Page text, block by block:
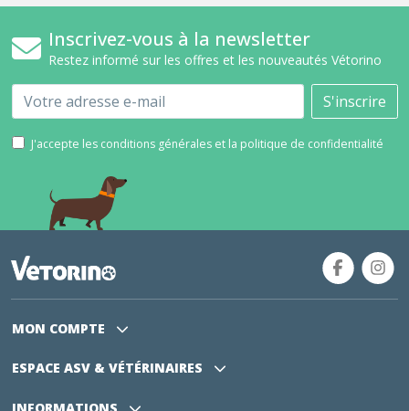
Inscrivez-vous à la newsletter
Restez informé sur les offres et les nouveautés Vétorino
Email S'inscrire
J'accepte les conditions générales et la politique de confidentialité
MON COMPTE
ESPACE ASV & VÉTÉRINAIRES